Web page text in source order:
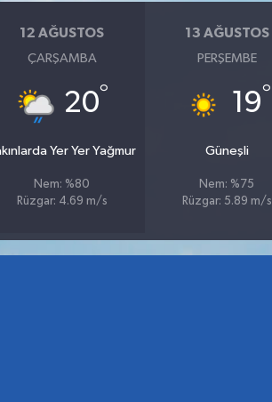
12 AĞUSTOS
ÇARŞAMBA
20°
Yer Yer Yağmur
Nem: %80
Rüzgar: 4.69 m/s
13 AĞUSTOS
PERŞEMBE
19°
Güneşli
Nem: %75
Rüzgar: 5.89 m/s